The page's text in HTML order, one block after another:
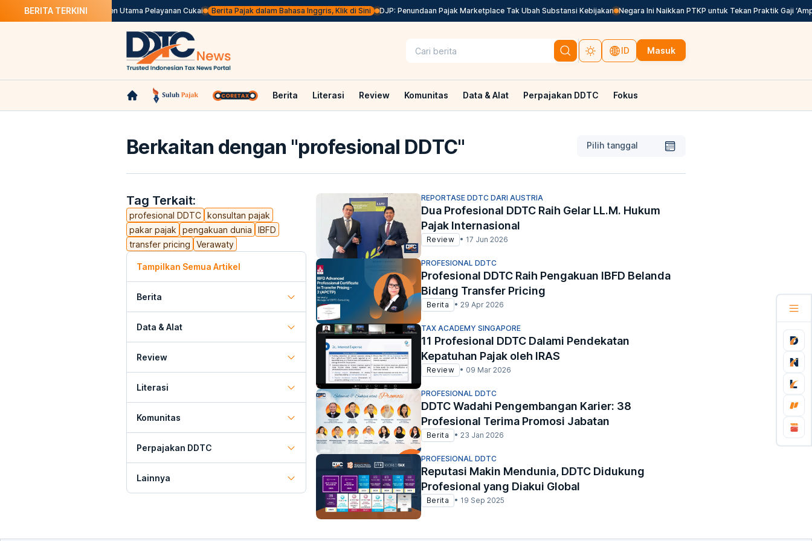
BERITA TERKINI
Listrik Mengenal Dokumen Utama Pelayanan Cukai Berita Pajak dalam Bahasa Inggris, Klik di Sini DJP: Penundaan Pajak Marketplace Tak Ubah Substansi Kebijakan Negara Ini Naikkan PTKP untuk Tekan Praktik Gaji
ID Masuk
Berita Literasi Review Komunitas Data & Alat Perpajakan DDTC Fokus
Berkaitan dengan "profesional DDTC" Pilih tanggal
Tag Terkait:
profesional DDTC konsultan pajak
pakar pajak
pengakuan dunia
IBFD
transfer pricing
Verawaty
Tampilkan Semua Artikel
Berita
Data & Alat
Review
Literasi
Komunitas
Perpajakan DDTC
Lainnya
REPORTASE DDTC DARI AUSTRIA
Dua Profesional DDTC Raih Gelar LL.M. Hukum
Pajak Internasional
Review • 17 Jun 2026
PROFESIONAL DDTC
Profesional DDTC Raih Pengakuan IBFD Belanda
Bidang Transfer Pricing
Berita • 29 Apr 2026
TAX ACADEMY SINGAPORE
11 Profesional DDTC Dalami Pendekatan
Kepatuhan Pajak oleh IRAS
Review • 09 Mar 2026
PROFESIONAL DDTC
DDTC Wadahi Pengembangan Karier: 38
Profesional Terima Promosi Jabatan
Berita • 23 Jan 2026
PROFESIONAL DDTC
Reputasi Makin Mendunia, DDTC Didukung
Profesional yang Diakui Global
Berita • 19 Sep 2025